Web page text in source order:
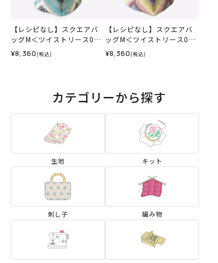
【レシピなし】スクエアバ
ッグM＜ツイストリース010
4＞（編み物 材料セット）
¥8,360 (税込)
【レシピなし】スクエアバ
ッグM＜ツイストリース030
5＞（編み物 材料セット）
¥8,360 (税込)
カテゴリーから探す
生地 キット
刺し子 編み物